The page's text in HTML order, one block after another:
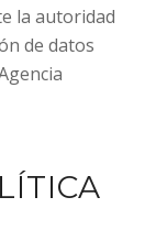
la autoridad
de datos